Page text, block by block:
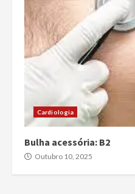
Cardiologia
Bulha acessória: B2
Outubro 10, 2025